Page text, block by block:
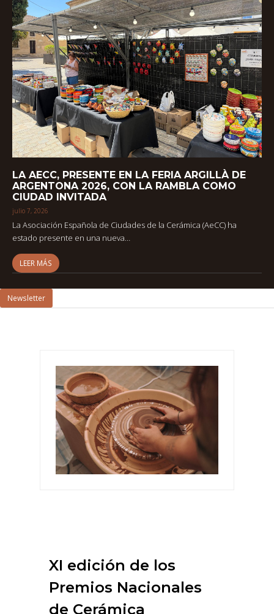
LA AECC, PRESENTE EN LA FERIA ARGILLÀ DE
ARGENTONA 2026, CON LA RAMBLA COMO
CIUDAD INVITADA
julio 7, 2026
La Asociación Española de Ciudades de la Cerámica (AeCC) ha
estado presente en una nueva…
LEER MÁS
Newsletter
XI edición de los
Premios Nacionales
de Cerámica